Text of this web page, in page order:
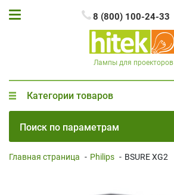
8 (800) 100-24-33
Лампы для проекторов
Категории товаров
Поиск по параметрам
Главная страница - Philips - BSURE XG2